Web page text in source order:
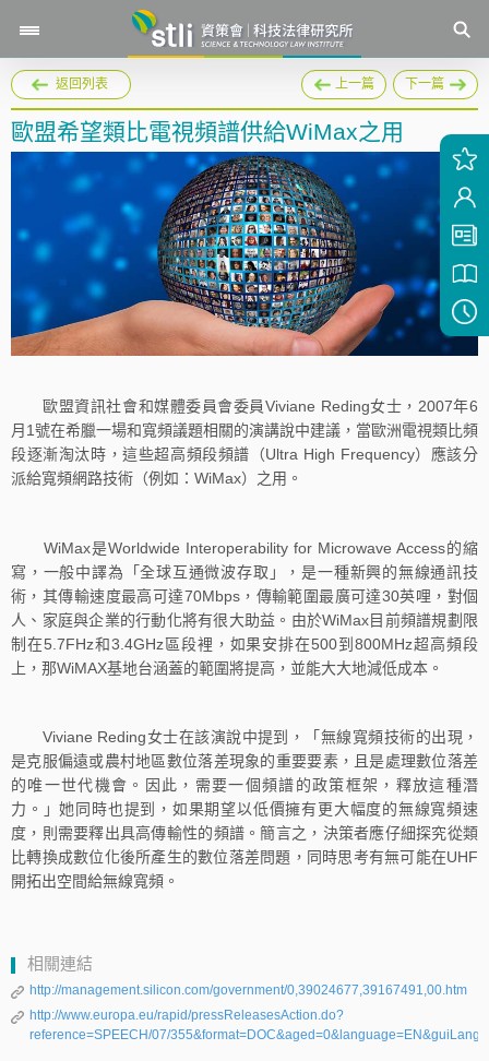
返回列表 上一篇 下一篇
歐盟希望類比電視頻譜供給WiMax之用
歐盟資訊社會和媒體委員會委員Viviane Reding女士，2007年6
月1號在希臘一場和寬頻議題相關的演講說中建議，當歐洲電視類比頻
段逐漸淘汰時，這些超高頻段頻譜（Ultra High Frequency）應該分
派給寬頻網路技術（例如：WiMax）之用。
WiMax是Worldwide Interoperability for Microwave Access的縮
寫，一般中譯為「全球互通微波存取」，是一種新興的無線通訊技
術，其傳輸速度最高可達70Mbps，傳輸範圍最廣可達30英哩，對個
人、家庭與企業的行動化將有很大助益。由於WiMax目前頻譜規劃限
制在5.7FHz和3.4GHz區段裡，如果安排在500到800MHz超高頻段
上，那WiMAX基地台涵蓋的範圍將提高，並能大大地減低成本。
Viviane Reding女士在該演說中提到，「無線寬頻技術的出現，
是克服偏遠或農村地區數位落差現象的重要要素，且是處理數位落差
的唯一世代機會。因此，需要一個頻譜的政策框架，釋放這種潛
力。」她同時也提到，如果期望以低價擁有更大幅度的無線寬頻速
度，則需要釋出具高傳輸性的頻譜。簡言之，決策者應仔細探究從類
比轉換成數位化後所產生的數位落差問題，同時思考有無可能在UHF
開拓出空間給無線寬頻。
相關連結
http://management.silicon.com/government/0,39024677,39167491,00.htm
http://www.europa.eu/rapid/pressReleasesAction.do?
reference=SPEECH/07/